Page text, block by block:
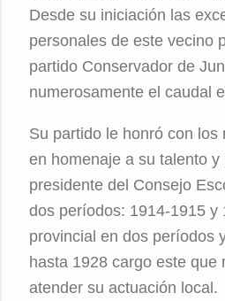
Desde su iniciación las
personales de este vecino
partido Conservador de
numerosamente el caudal
Su partido le honró con los
en homenaje a su talento y
presidente del Consejo
dos períodos: 1914-1915 y
provincial en dos períodos
hasta 1928 cargo este que
atender su actuación local.